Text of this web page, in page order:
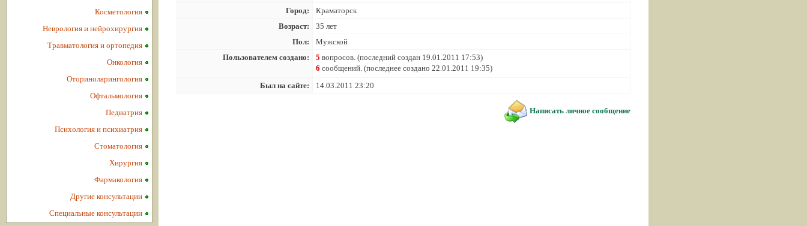
Город:
Краматорск
Возраст:
35 лет
Пол:
Мужской
Пользователем создано:
5 вопросов. (последний создан 19.01.2011 17:53)
6 сообщений. (последнее создано 22.01.2011 19:35)
Был на сайте:
14.03.2011 23:20
Написать личное сообщение
Косметология
Неврология и нейрохирургия
Травматология и ортопедия
Онкология
Оториноларингология
Офтальмология
Педиатрия
Психология и психиатрия
Стоматология
Хирургия
Фармакология
Другие консультации
Специальные консультации